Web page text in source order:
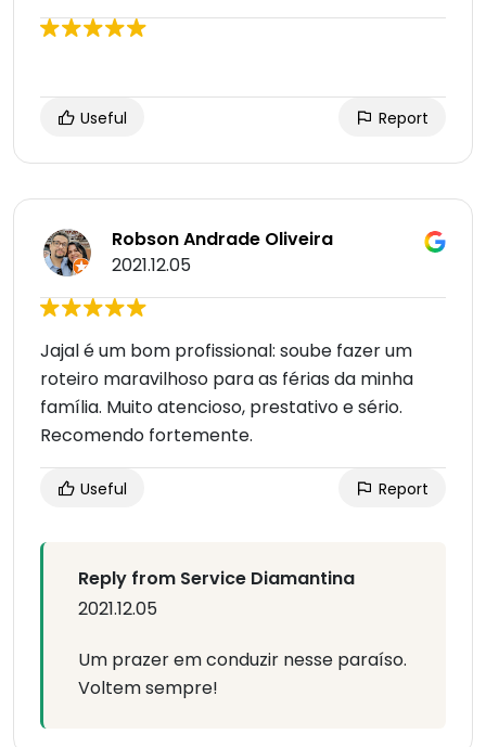
Useful Report
Robson Andrade Oliveira
2021.12.05
Jajal é um bom profissional: soube fazer um
roteiro maravilhoso para as férias da minha
família. Muito atencioso, prestativo e sério.
Recomendo fortemente.
Useful Report
Reply from Service Diamantina
2021.12.05
Um prazer em conduzir nesse paraíso.
Voltem sempre!